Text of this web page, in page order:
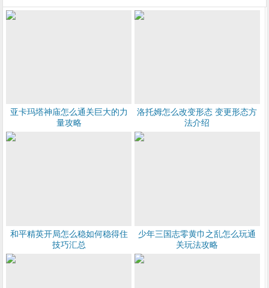
亚卡玛塔神庙怎么通关巨大的力
量攻略
洛托姆怎么改变形态 变更形态方
法介绍
和平精英开局怎么稳如何稳得住
技巧汇总
少年三国志零黄巾之乱怎么玩通
关玩法攻略